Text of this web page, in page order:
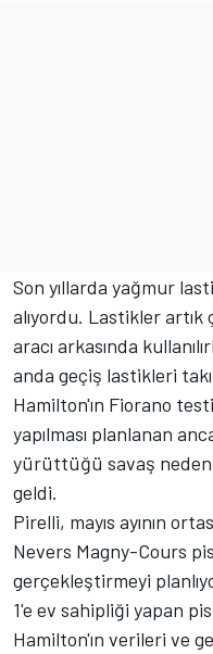
Son yıllarda yağmur
alıyordu. Lastikler artık
aracı arkasında
anda geçiş lastikleri
Hamilton'ın Fiorano
yapılması planlanan
yürüttüğü savaş
geldi.
Pirelli, mayıs ayının
Nevers Magny-Cours
gerçekleştirmeyi
1'e ev sahipliği yapan
Hamilton'ın verileri ve